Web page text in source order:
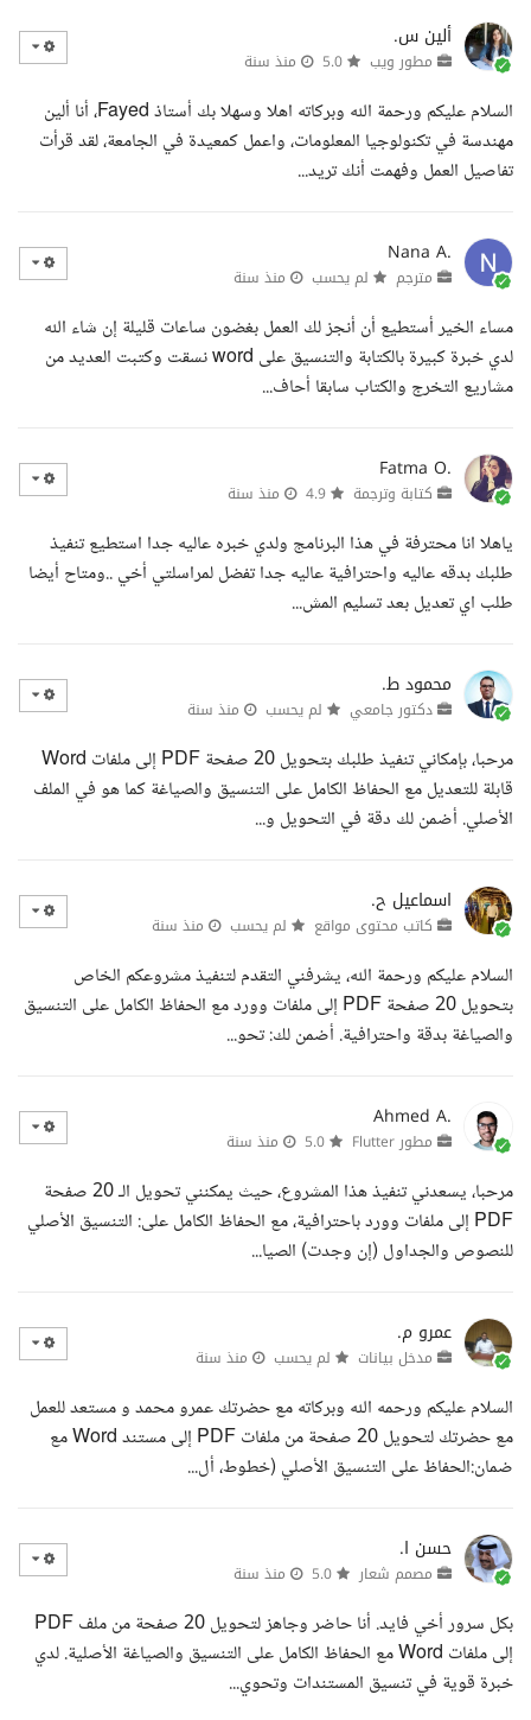
ألين س.
مطور ويب منذ سنة
السلام عليكم ورحمة الله وبركاته اهلا وسهلا بك أستاذ Fayed، أنا ألين
مهندسة في تكنولوجيا المعلومات، واعمل كمعيدة في الجامعة، لقد قرأت
تفاصيل العمل وفهمت أنك تريد...
Nana A.
مترجم لم يحسب منذ سنة
مساء الخير أستطيع أن أنجز لك العمل بغضون ساعات قليلة إن شاء الله
لدي خبرة كبيرة بالكتابة والتنسيق على word نسقت وكتبت العديد من
مشاريع التخرج والكتاب سابقا أحاف...
Fatma O.
كتابة وترجمة منذ سنة
ياهلا انا محترفة في هذا البرنامج ولدي خبره عاليه جدا استطيع تنفيذ
طلبك بدقه عاليه واحترافية عاليه جدا تفضل لمراسلتي أخي ..ومتاح أيضا
طلب اي تعديل بعد تسليم المش...
محمود ط.
دكتور جامعي لم يحسب منذ سنة
مرحبا، بإمكاني تنفيذ طلبك بتحويل 20 صفحة PDF إلى ملفات Word
قابلة للتعديل مع الحفاظ الكامل على التنسيق والصياغة كما هو في الملف
الأصلي. أضمن لك دقة في التحويل و...
اسماعيل ح.
كاتب محتوى مواقع لم يحسب منذ سنة
السلام عليكم ورحمة الله، يشرفني التقدم لتنفيذ مشروعكم الخاص
بتحويل 20 صفحة PDF إلى ملفات وورد مع الحفاظ الكامل على التنسيق
والصياغة بدقة واحترافية. أضمن لك: تحو...
Ahmed A.
مطور Flutter منذ سنة
مرحبا، يسعدني تنفيذ هذا المشروع، حيث يمكنني تحويل الـ 20 صفحة
PDF إلى ملفات وورد باحترافية، مع الحفاظ الكامل على: التنسيق الأصلي
للنصوص والجداول (إن وجدت) الصيا...
عمرو م.
مدخل بيانات لم يحسب منذ سنة
السلام عليكم ورحمه الله وبركاته مع حضرتك عمرو محمد و مستعد للعمل
مع حضرتك لتحويل 20 صفحة من ملفات PDF إلى مستند Word مع
ضمان:الحفاظ على التنسيق الأصلي (خطوط، أل...
حسن ا.
مصمم شعار منذ سنة
بكل سرور أخي فايد. أنا حاضر وجاهز لتحويل 20 صفحة من ملف PDF
إلى ملفات Word مع الحفاظ الكامل على التنسيق والصياغة الأصلية. لدي
خبرة قوية في تنسيق المستندات وتحوي...